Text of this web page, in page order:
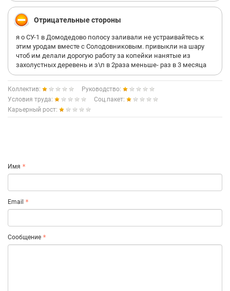
Отрицательные стороны
я о СУ-1 в Домодедово полосу заливали не устраивайтесь к
этим уродам вместе с Солодовниковым. привыкли на шару
чтоб им делали дорогую работу за копейки нанятые из
захолустных деревень и з\п в 2раза меньше- раз в 3 месяца
Коллектив:
Руководство:
Условия труда:
Соц.пакет:
Карьерный рост:
Имя
Email
Сообщение